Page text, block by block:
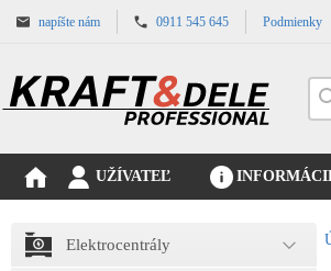
napíšte nám 0911 545 645 Podmienky
UŽÍVATEĽ
Elektrocentrály